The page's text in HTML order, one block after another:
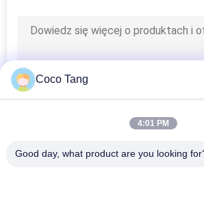
Półki na
Coco Tang
4:01 PM
Good day, what product are you looking